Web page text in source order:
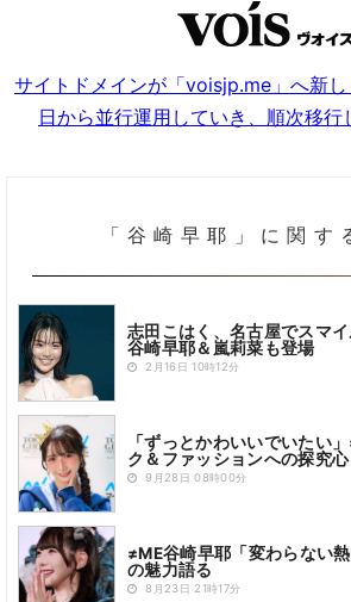
サイトドメインが「voisjp.me」へ新し
日から並行運用していき、順次移行
「谷崎早耶」に関す
志田こはく、名古屋でスマ
谷崎早耶＆嵐莉菜も登場
2月16日 10時12分
「ずっとかわいいでいたい
ク＆ファッションへの探究心
9月28日 08時00分
≠ME谷崎早耶「変わらない
の魅力語る
8月23日 21時17分